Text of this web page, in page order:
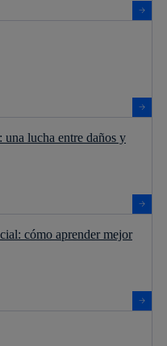
lucha entre daños y
cómo aprender mejor